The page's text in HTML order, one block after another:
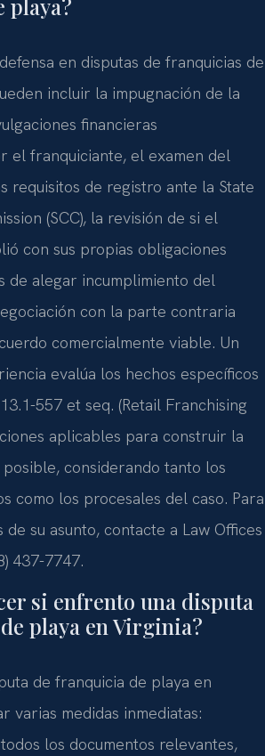
playa?
en disputas de franquicias de
incluir la impugnación de la
financieras
el franquiciante, el examen del
requisitos de registro ante la State
(SCC), la revisión de si el
con sus propias obligaciones
de alegar incumplimiento del
con la parte contraria
comercialmente viable. Un
evalúa los hechos específicos
557 et seq. (Retail Franchising
aplicables para construir la
posible, considerando tanto los
como los procesales del caso. Para
su asunto, contacte a Law Offices
437-7747.
si enfrento una disputa
playa en Virginia?
de franquicia de playa en
varias medidas inmediatas:
los documentos relevantes,